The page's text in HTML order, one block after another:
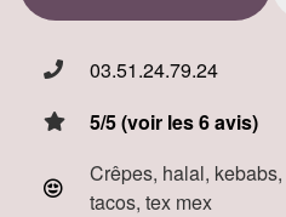
03.51.24.79.24
5/5 (voir les 6 avis)
Crêpes, halal,
tacos, tex mex